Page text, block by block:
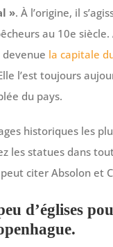
». À l’origine, il
au 10e
devenue la capitale
l’est toujours
du pays.
historiques les
les statues dans
citer Absolon et
d’églises